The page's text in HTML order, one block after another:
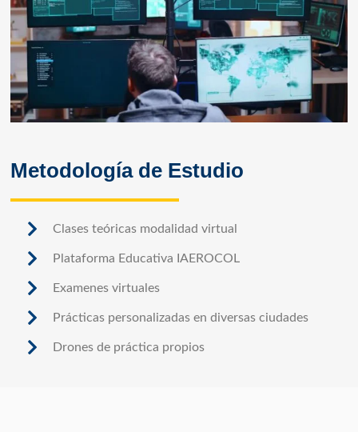
Metodología de Estudio
Clases teóricas modalidad virtual
Plataforma Educativa IAEROCOL
Examenes virtuales
Prácticas personalizadas en diversas ciudades
Drones de práctica propios